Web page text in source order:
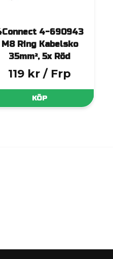
4-690943
M8 Ring Kabelsko
35mm², 5x Röd
119 kr / Frp
KÖP